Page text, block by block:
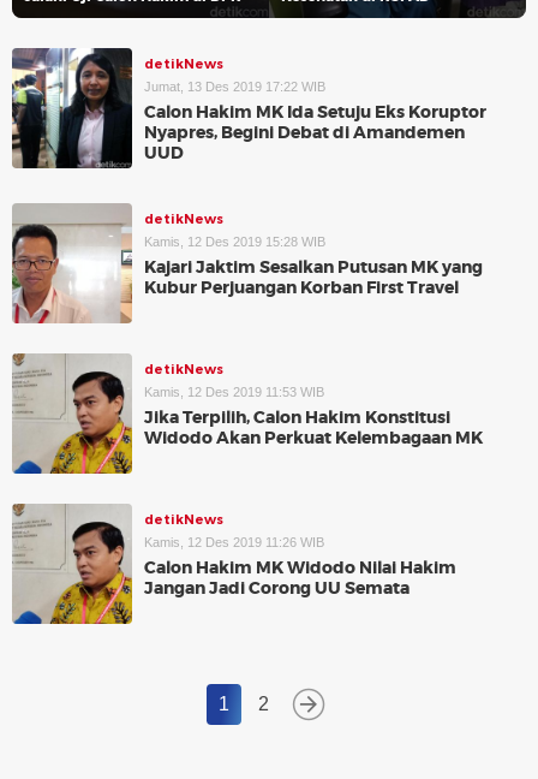
detikNews
Jumat, 13 Des 2019 17:22 WIB
Calon Hakim MK Ida Setuju Eks Koruptor
Nyapres, Begini Debat di Amandemen
UUD
detikNews
Kamis, 12 Des 2019 15:28 WIB
Kajari Jaktim Sesalkan Putusan MK yang
Kubur Perjuangan Korban First Travel
detikNews
Kamis, 12 Des 2019 11:53 WIB
Jika Terpilih, Calon Hakim Konstitusi
Widodo Akan Perkuat Kelembagaan MK
detikNews
Kamis, 12 Des 2019 11:26 WIB
Calon Hakim MK Widodo Nilai Hakim
Jangan Jadi Corong UU Semata
1 2